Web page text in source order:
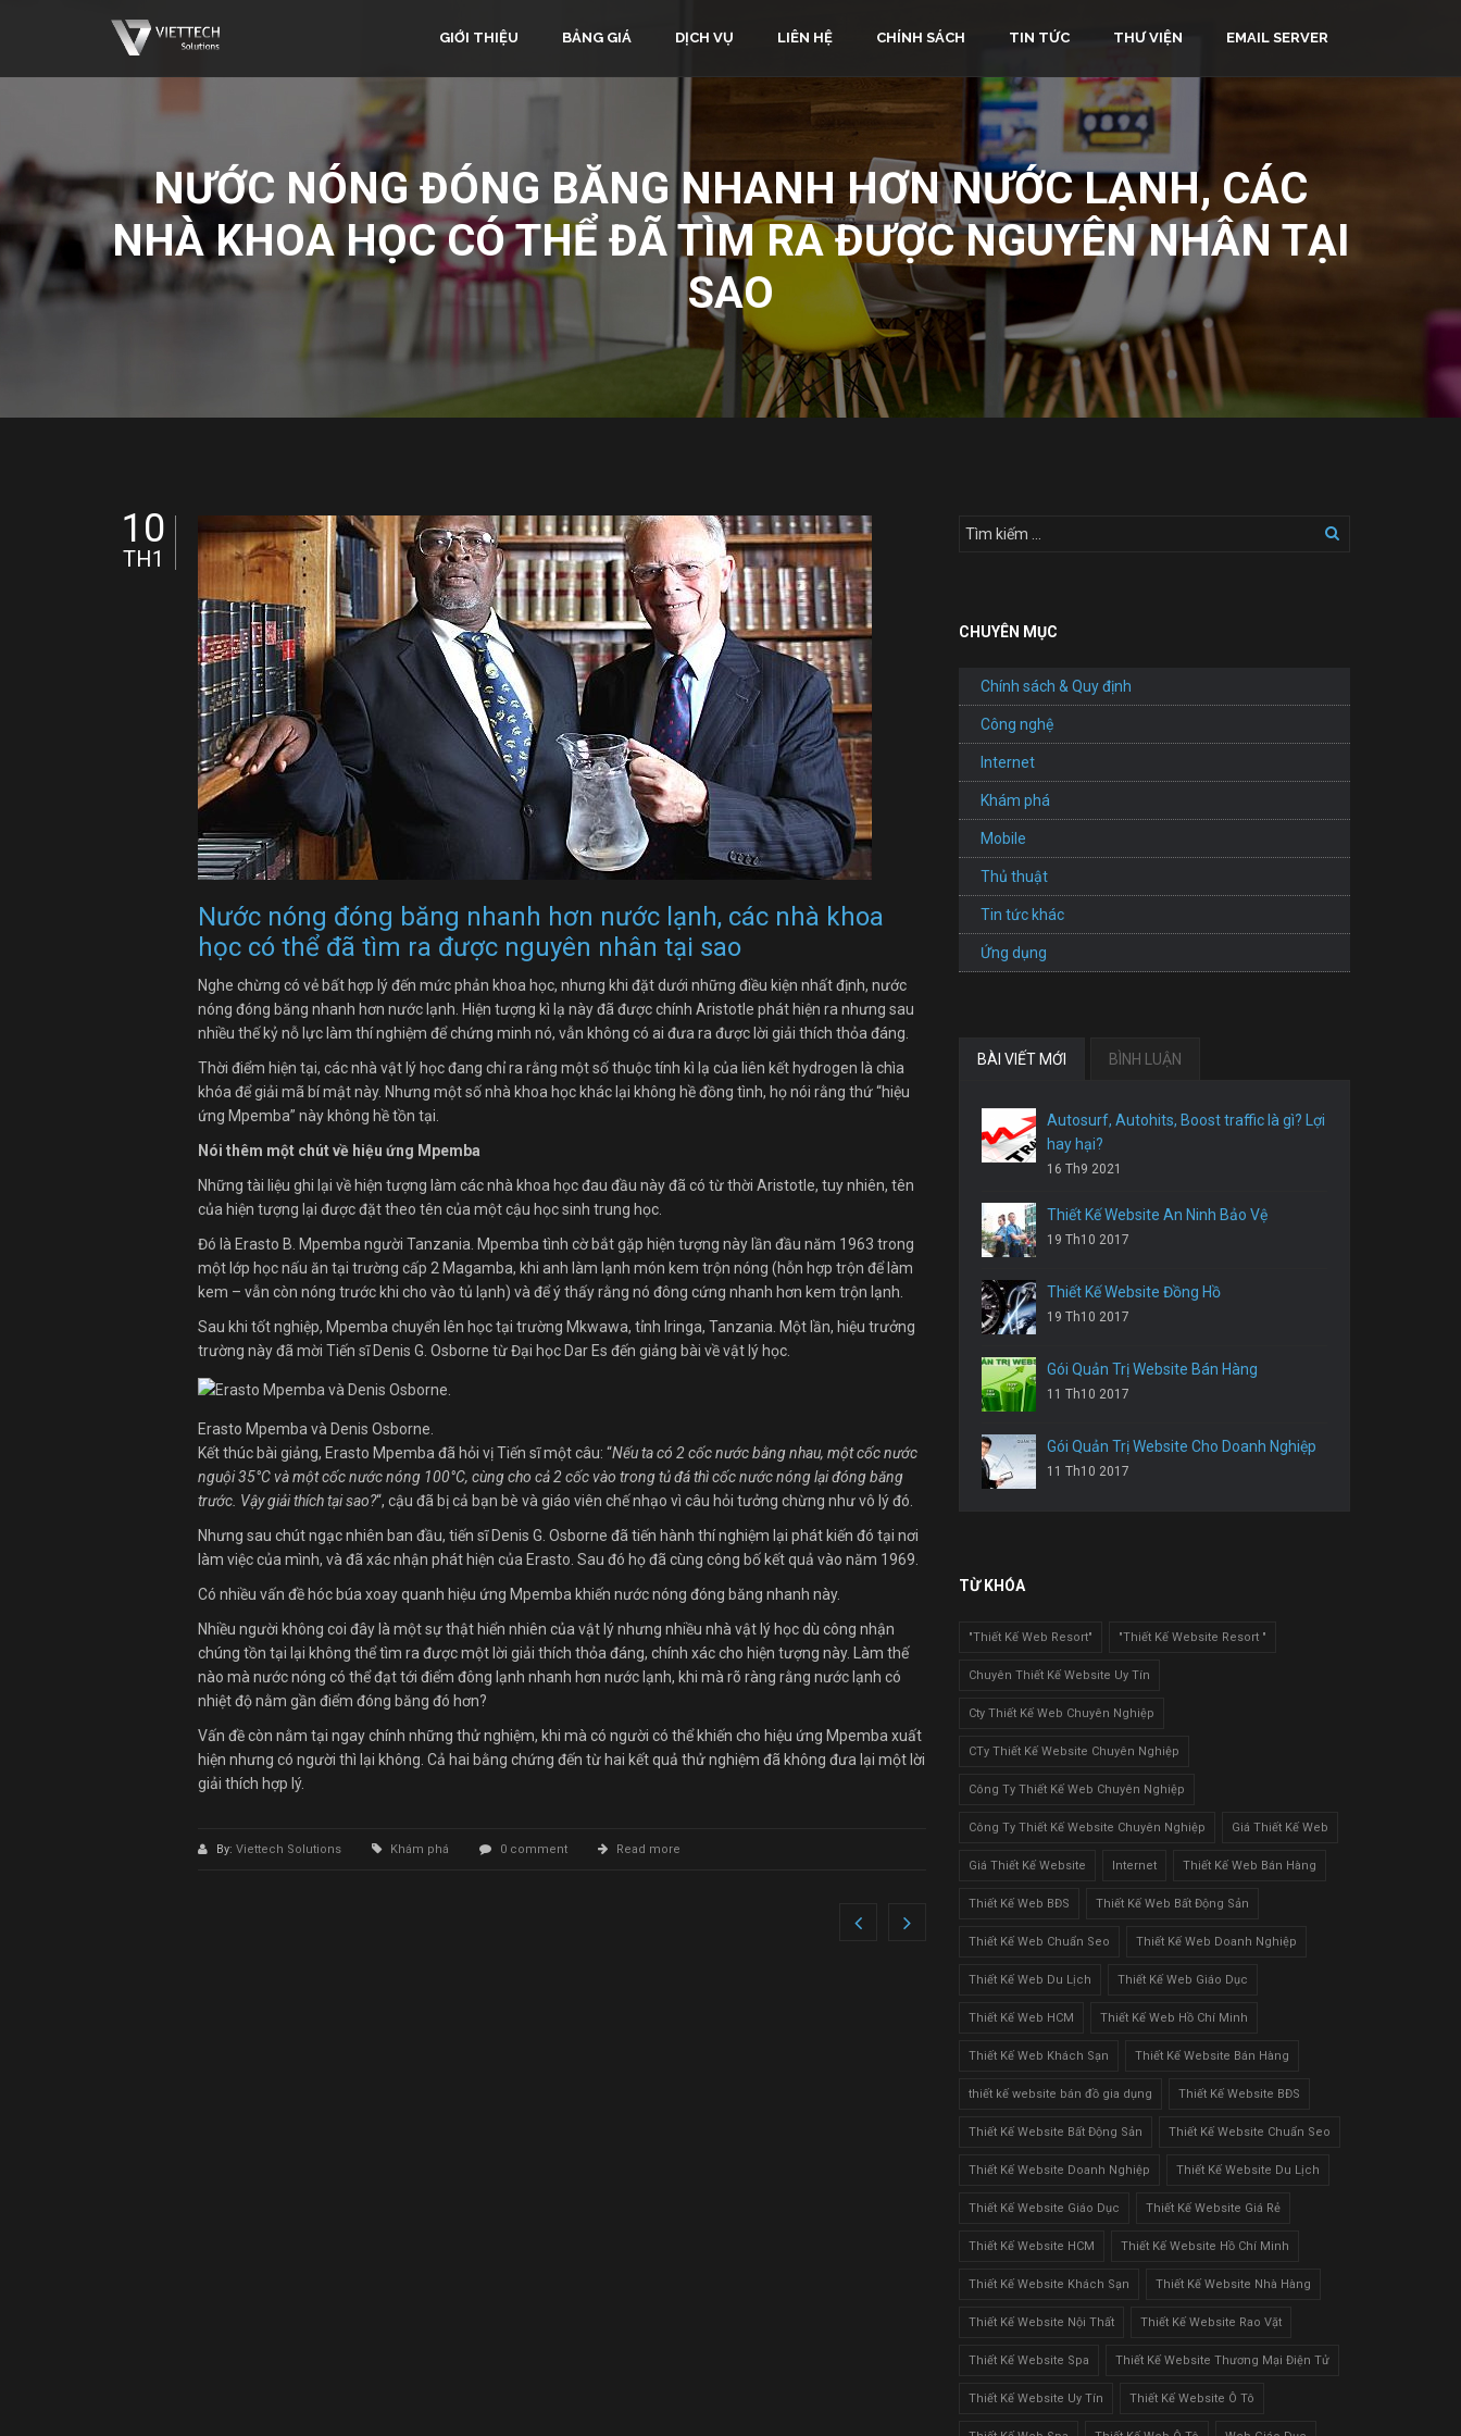
GIỚI THIỆU BẢNG GIÁ DỊCH VỤ LIÊN HỆ CHÍNH SÁCH TIN TỨC THƯ VIỆN EMAIL SERVER
NƯỚC NÓNG ĐÓNG BĂNG NHANH HƠN NƯỚC LẠNH, CÁC
NHÀ KHOA HỌC CÓ THỂ ĐÃ TÌM RA ĐƯỢC NGUYÊN NHÂN TẠI
SAO
Nước nóng đóng băng nhanh hơn nước lạnh, các nhà khoa
học có thể đã tìm ra được nguyên nhân tại sao
10
TH1
Nghe chừng có vẻ bất hợp lý đến mức phản khoa học, nhưng khi đặt dưới những điều kiện nhất định, nước
nóng đóng băng nhanh hơn nước lạnh. Hiện tượng kì lạ này đã được chính Aristotle phát hiện ra nhưng sau
nhiều thế kỷ nỗ lực làm thí nghiệm để chứng minh nó, vẫn không có ai đưa ra được lời giải thích thỏa đáng.
Thời điểm hiện tại, các nhà vật lý học đang chỉ ra rằng một số thuộc tính kì lạ của liên kết hydrogen là chìa
khóa để giải mã bí mật này. Nhưng một số nhà khoa học khác lại không hề đồng tình, họ nói rằng thứ “hiệu
ứng Mpemba” này không hề tồn tại.
Nói thêm một chút về hiệu ứng Mpemba
Những tài liệu ghi lại về hiện tượng làm các nhà khoa học đau đầu này đã có từ thời Aristotle, tuy nhiên, tên
của hiện tượng lại được đặt theo tên của một cậu học sinh trung học.
Đó là Erasto B. Mpemba người Tanzania. Mpemba tình cờ bắt gặp hiện tượng này lần đầu năm 1963 trong
một lớp học nấu ăn tại trường cấp 2 Magamba, khi anh làm lạnh món kem trộn nóng (hỗn hợp trộn để làm
kem – vẫn còn nóng trước khi cho vào tủ lạnh) và để ý thấy rằng nó đông cứng nhanh hơn kem trộn lạnh.
Sau khi tốt nghiệp, Mpemba chuyển lên học tại trường Mkwawa, tỉnh Iringa, Tanzania. Một lần, hiệu trưởng
trường này đã mời Tiến sĩ Denis G. Osborne từ Đại học Dar Es đến giảng bài về vật lý học.
Erasto Mpemba và Denis Osborne.
Kết thúc bài giảng, Erasto Mpemba đã hỏi vị Tiến sĩ một câu: “Nếu ta có 2 cốc nước bằng nhau, một cốc nước
nguội 35°C và một cốc nước nóng 100°C, cùng cho cả 2 cốc vào trong tủ đá thì cốc nước nóng lại đóng băng
trước. Vậy giải thích tại sao?“, cậu đã bị cả bạn bè và giáo viên chế nhạo vì câu hỏi tưởng chừng như vô lý đó.
Nhưng sau chút ngạc nhiên ban đầu, tiến sĩ Denis G. Osborne đã tiến hành thí nghiệm lại phát kiến đó tại nơi
làm việc của mình, và đã xác nhận phát hiện của Erasto. Sau đó họ đã cùng công bố kết quả vào năm 1969.
Có nhiều vấn đề hóc búa xoay quanh hiệu ứng Mpemba khiến nước nóng đóng băng nhanh này.
Nhiều người không coi đây là một sự thật hiển nhiên của vật lý nhưng nhiều nhà vật lý học dù công nhận
chúng tồn tại lại không thể tìm ra được một lời giải thích thỏa đáng, chính xác cho hiện tượng này. Làm thế
nào mà nước nóng có thể đạt tới điểm đông lạnh nhanh hơn nước lạnh, khi mà rõ ràng rằng nước lạnh có
nhiệt độ nằm gần điểm đóng băng đó hơn?
Vấn đề còn nằm tại ngay chính những thử nghiệm, khi mà có người có thể khiến cho hiệu ứng Mpemba xuất
hiện nhưng có người thì lại không. Cả hai bằng chứng đến từ hai kết quả thử nghiệm đã không đưa lại một lời
giải thích hợp lý.
By: Viettech Solutions Khám phá 0 comment Read more
CHUYÊN MỤC
Chính sách & Quy định
Công nghệ
Internet
Khám phá
Mobile
Thủ thuật
Tin tức khác
Ứng dụng
BÀI VIẾT MỚI BÌNH LUẬN
Autosurf, Autohits, Boost traffic là gì? Lợi
hay hại?
16 Th9 2021
Thiết Kế Website An Ninh Bảo Vệ
19 Th10 2017
Thiết Kế Website Đồng Hồ
19 Th10 2017
Gói Quản Trị Website Bán Hàng
11 Th10 2017
Gói Quản Trị Website Cho Doanh Nghiệp
11 Th10 2017
TỪ KHÓA
"Thiết Kế Web Resort" "Thiết Kế Website Resort "
Chuyên Thiết Kế Website Uy Tín
Cty Thiết Kế Web Chuyên Nghiệp
CTy Thiết Kế Website Chuyên Nghiệp
Công Ty Thiết Kế Web Chuyên Nghiệp
Công Ty Thiết Kế Website Chuyên Nghiệp Giá Thiết Kế Web
Giá Thiết Kế Website Internet Thiết Kế Web Bán Hàng
Thiết Kế Web BĐS Thiết Kế Web Bất Động Sản
Thiết Kế Web Chuẩn Seo Thiết Kế Web Doanh Nghiệp
Thiết Kế Web Du Lịch Thiết Kế Web Giáo Dục
Thiết Kế Web HCM Thiết Kế Web Hồ Chí Minh
Thiết Kế Web Khách Sạn Thiết Kế Website Bán Hàng
thiết kế website bán đồ gia dụng Thiết Kế Website BĐS
Thiết Kế Website Bất Động Sản Thiết Kế Website Chuẩn Seo
Thiết Kế Website Doanh Nghiệp Thiết Kế Website Du Lịch
Thiết Kế Website Giáo Dục Thiết Kế Website Giá Rẻ
Thiết Kế Website HCM Thiết Kế Website Hồ Chí Minh
Thiết Kế Website Khách Sạn Thiết Kế Website Nhà Hàng
Thiết Kế Website Nội Thất Thiết Kế Website Rao Vặt
Thiết Kế Website Spa Thiết Kế Website Thương Mại Điện Tử
Thiết Kế Website Uy Tín Thiết Kế Website Ô Tô